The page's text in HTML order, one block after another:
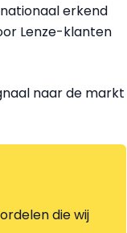
erkend
Lenze-klanten
naar de markt
die wij